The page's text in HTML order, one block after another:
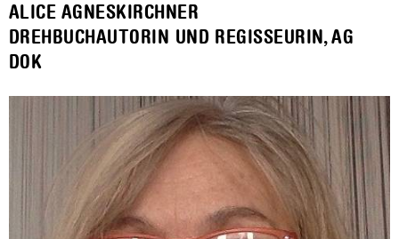
ALICE AGNESKIRCHNER
DREHBUCHAUTORIN UND REGISSEURIN, AG
DOK